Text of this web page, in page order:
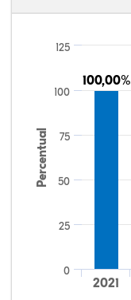
Percentual
100,00%
100,00%
2021
0
25
50
75
100
125